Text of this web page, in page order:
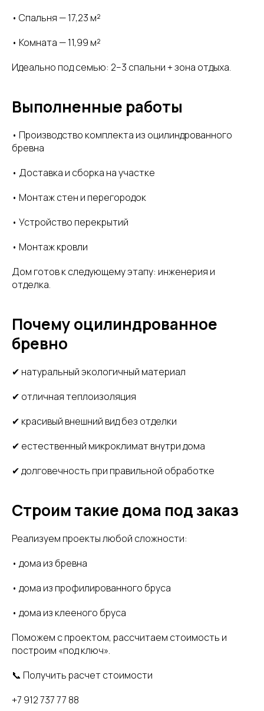
• Спальня — 17,23 м²
• Комната — 11,99 м²
Идеально под семью: 2–3 спальни + зона отдыха.
Выполненные работы
• Производство комплекта из оцилиндрованного
бревна
• Доставка и сборка на участке
• Монтаж стен и перегородок
• Устройство перекрытий
• Монтаж кровли
Дом готов к следующему этапу: инженерия и
отделка.
Почему оцилиндрованное
бревно
✔ натуральный экологичный материал
✔ отличная теплоизоляция
✔ красивый внешний вид без отделки
✔ естественный микроклимат внутри дома
✔ долговечность при правильной обработке
Строим такие дома под заказ
Реализуем проекты любой сложности:
• дома из бревна
• дома из профилированного бруса
• дома из клееного бруса
Поможем с проектом, рассчитаем стоимость и
построим «под ключ».
📞 Получить расчет стоимости
+7 912 737 77 88